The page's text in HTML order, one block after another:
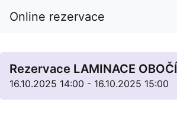
Online rezervace
Rezervace LAMINACE OBOČÍ
16.10.2025 14:00 - 16.10.2025 15:00